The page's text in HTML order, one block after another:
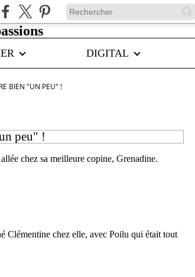
DIGITAL
BIEN "UN PEU" !
peu" !
chez sa meilleure copine, Grenadine.
Clémentine chez elle, avec Poilu qui était tout